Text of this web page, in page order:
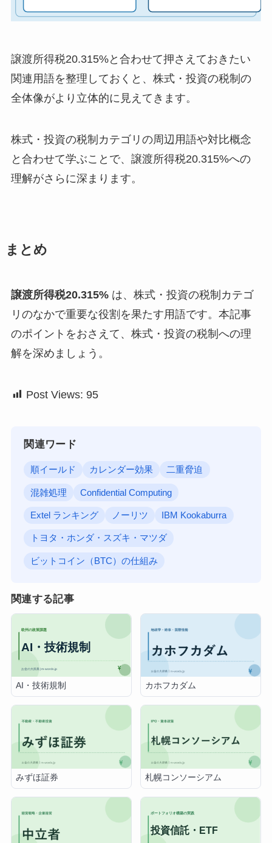
譲渡所得税20.315%と合わせて押さえておきたい
関連用語を整理しておくと、株式・投資の税制の
全体像がより立体的に見えてきます。
株式・投資の税制カテゴリの周辺用語や対比概念
と合わせて学ぶことで、譲渡所得税20.315%への
理解がさらに深まります。
まとめ
譲渡所得税20.315%は、株式・投資の税制カテゴ
リのなかで重要な役割を果たす用語です。本記事
のポイントをおさえて、株式・投資の税制への理
解を深めましょう。
Post Views: 95
関連ワード
順イールド カレンダー効果 二重脅迫
混雑処理 Confidential Computing
Extel ランキング ノーリツ IBM Kookaburra
トヨタ・ホンダ・スズキ・マツダ
ビットコイン（BTC）の仕組み
関連する記事
AI・技術規制 カホフカダム
みずほ証券 札幌コンソーシアム